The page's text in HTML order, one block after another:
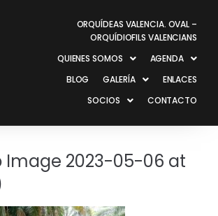
ORQUÍDEAS VALENCIA. OVAL –
ORQUÍDIOFILS VALENCIANS
QUIENES SOMOS
AGENDA
BLOG
GALERÍA
ENLACES
SOCIOS
CONTACTO
Image 2023-05-06 at